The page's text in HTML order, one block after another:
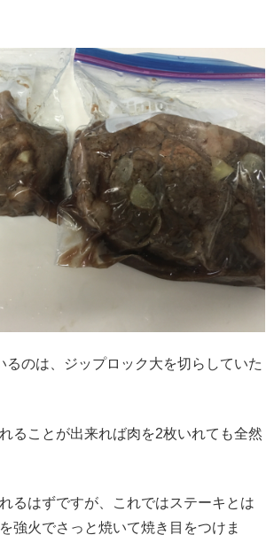
るのは、ジップロック大を切らしていた
ることが出来れば肉を2枚いれても全然
るはずですが、これではステーキとは
強火でさっと焼いて焼き目をつけま